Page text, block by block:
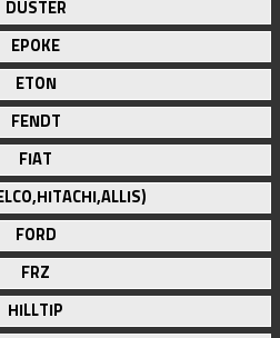
DUSTER
EPOKE
ETON
FENDT
FIAT
FORD
FRZ
HILLTIP